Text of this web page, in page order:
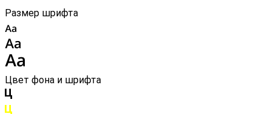
Размер шрифта
Цвет фона и шрифта